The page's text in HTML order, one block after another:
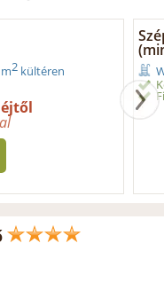
2 kültéren
éjtől